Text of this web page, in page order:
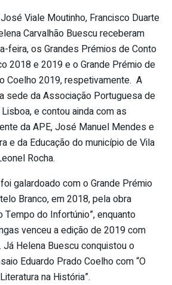
Viale Moutinho, Francisco Duarte
Carvalhão Buescu receberam
feira, os Grandes Prémios de Conto
2018 e 2019 e o Grande Prémio de
Coelho 2019, respetivamente. A
sede da Associação Portuguesa de
e contou ainda com as
da APE, José Manuel Mendes e
e da Educação do município de Vila
Rocha.
galardoado com o Grande Prémio
Branco, em 2018, pela obra
do Infortúnio”, enquanto
venceu a edição de 2019 com
Já Helena Buescu conquistou o
Eduardo Prado Coelho com “O
na História”.